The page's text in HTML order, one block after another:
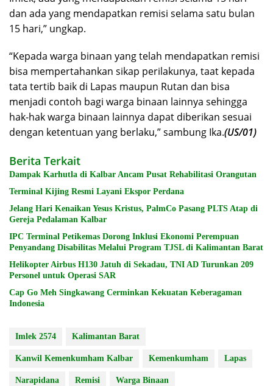
dan ada yang mendapatkan remisi selama satu bulan
15 hari,” ungkap.
“Kepada warga binaan yang telah mendapatkan remisi
bisa mempertahankan sikap perilakunya, taat kepada
tata tertib baik di Lapas maupun Rutan dan bisa
menjadi contoh bagi warga binaan lainnya sehingga
hak-hak warga binaan lainnya dapat diberikan sesuai
dengan ketentuan yang berlaku,” sambung Ika.(US/01)
Berita Terkait
Dampak Karhutla di Kalbar Ancam Pusat Rehabilitasi Orangutan
Terminal Kijing Resmi Layani Ekspor Perdana
Jelang Hari Kenaikan Yesus Kristus, PalmCo Pasang PLTS Atap di
Gereja Pedalaman Kalbar
IPC Terminal Petikemas Dorong Inklusi Ekonomi Perempuan
Penyandang Disabilitas Melalui Program TJSL di Kalimantan Barat
Helikopter Airbus H130 Jatuh di Sekadau, TNI AD Turunkan 209
Personel untuk Operasi SAR
Cap Go Meh Singkawang Cerminkan Kekuatan Keberagaman
Indonesia
Imlek 2574 Kalimantan Barat
Kanwil Kemenkumham Kalbar Kemenkumham Lapas
Narapidana Remisi Warga Binaan